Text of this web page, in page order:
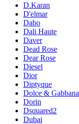
D.Karan
D'elmar
Dabo
Dali Haute
Daver
Dead Rose
Dear Rose
Diesel
Dior
Diptyque
Dolce & Gabbana
Dorin
Dsquared2
Dubai